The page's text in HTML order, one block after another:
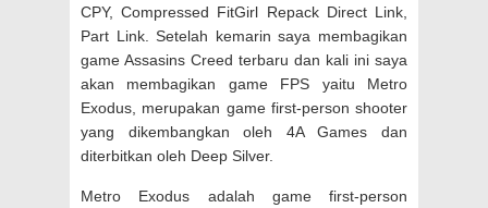
CPY, Compressed FitGirl Repack Direct Link,
Part Link. Setelah kemarin saya membagikan
game Assasins Creed terbaru dan kali ini saya
akan membagikan game FPS yaitu Metro
Exodus, merupakan game first-person shooter
yang dikembangkan oleh 4A Games dan
diterbitkan oleh Deep Silver.
Metro Exodus adalah game first-person